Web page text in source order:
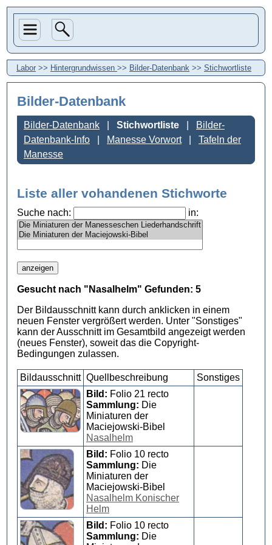
Labor >> Hintergrundwissen >> Bilder-Datenbank >> Stichwortliste
Bilder-Datenbank
Bilder-Datenbank Stichwortliste
Bilder-
Datenbank-Info
Manesse Vorwort
Tafeln der
Manesse
Liste aller vohandenen Stichworte
Suche nach: in:
Gesucht nach "Nasalhelm" Gefunden: 5
Der Bildausschnitt kann durch anklicken in einem
neuen Fenster vergrößert werden. Unter "Sonstiges"
kann der Ausschnitt im Gesamtbild angezeigt werden
(neues Fenster), soweit das die Copyright-
Bedingungen zulassen.
Bildausschnitt Quellbeschreibung
Sonstiges
Bild: Folio 21 recto
Sammlung: Die
Miniaturen der
Maciejowski-Bibel
Nasalhelm
Bild: Folio 10 recto
Sammlung: Die
Miniaturen der
Maciejowski-Bibel
Nasalhelm Konischer
Helm
Bild: Folio 10 recto
Sammlung: Die